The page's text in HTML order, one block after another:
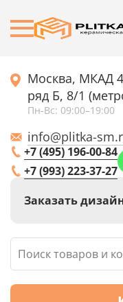
Москва, МКАД
ряд Б, 8/1
Пн-Вс: 09:00–19:00
info@plitka-
+7 (495) 196-00-84
+7 (993) 223-37-27
Заказать